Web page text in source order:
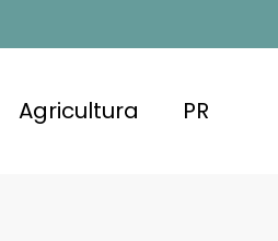
Agricultura PR